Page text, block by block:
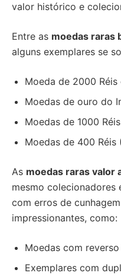
valor histórico e
Entre as moedas raras
alguns exemplares se
Moeda de 2000
Moedas de ouro do
Moedas de 1000
Moedas de 400 Réis
As moedas raras valor
mesmo colecionadores
com erros de
impressionantes, como:
Moedas com
Exemplares com